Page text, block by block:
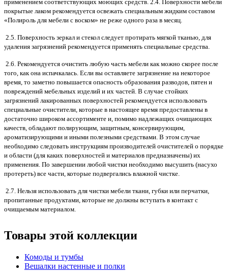
применением соответствующих моющих средств. 2.4. Поверхности мебели
покрытые лаком рекомендуется освежать специальным жидким составом
«Полироль для мебели с воском» не реже одного раза в месяц.
2.5. Поверхность зеркал и стекол следует протирать мягкой тканью, для
удаления загрязнений рекомендуется применять специальные средства.
2.6. Рекомендуется очистить любую часть мебели как можно скорее после
того, как она испачкалась. Если вы оставляете загрязнение на некоторое
время, то заметно повышается опасность образования разводов, пятен и
повреждений мебельных изделий и их частей. В случае стойких
загрязнений лакированных поверхностей рекомендуется использовать
специальные очистители, которые в настоящее время предоставлены в
достаточно широком ассортименте и, помимо надлежащих очищающих
качеств, обладают полирующим, защитным, консервирующим,
ароматизирующими и иными полезными средствами. В этом случае
необходимо следовать инструкциям производителей очистителей о порядке
и области (для каких поверхностей и материалов предназначены) их
применения. По завершении любой чистки необходимо высушить (насухо
протереть) все части, которые подвергались влажной чистке.
2.7. Нельзя использовать для чистки мебели ткани, губки или перчатки,
пропитанные продуктами, которые не должны вступать в контакт с
очищаемым материалом.
Товары этой коллекции
Комоды и тумбы
Вешалки настенные и полки